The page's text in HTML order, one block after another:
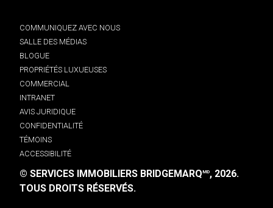
COMMUNIQUEZ AVEC NOUS
SALLE DES MÉDIAS
BLOGUE
PROPRIÉTÉS LUXUEUSES
COMMERCIAL
INTRANET
AVIS JURIDIQUE
CONFIDENTIALITÉ
TÉMOINS
ACCESSIBILITÉ
© SERVICES IMMOBILIERS BRIDGEMARQMD, 2026.
TOUS DROITS RÉSERVÉS.